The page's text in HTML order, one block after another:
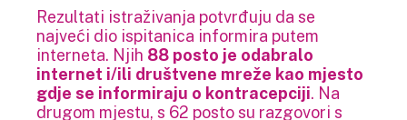
Rezultati istraživanja potvrđuju da se
najveći dio ispitanica informira putem
interneta. Njih 88 posto je odabralo
internet i/ili društvene mreže kao mjesto
gdje se informiraju o kontracepciji. Na
drugom mjestu, s 62 posto su razgovori s